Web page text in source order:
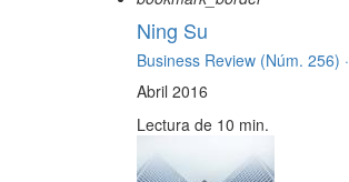
Ning Su
Business Review (Núm. 256) ·
Abril 2016
Lectura de 10 min.